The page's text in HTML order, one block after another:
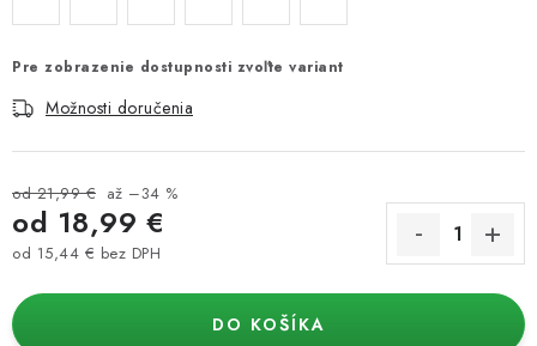
Pre zobrazenie dostupnosti zvoľte variant
Možnosti doručenia
od 21,99 € až –34 %
od 18,99 €
od 15,44 € bez DPH
DO KOŠÍKA